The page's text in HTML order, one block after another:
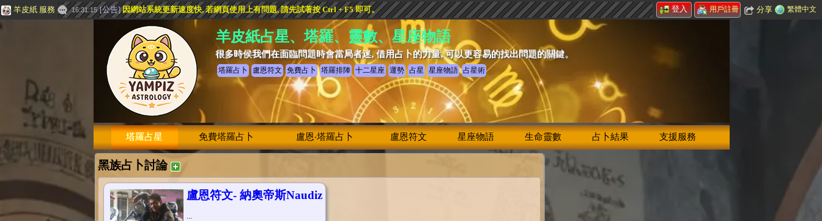
羊皮紙 服務 16:31:15 [公告]因網站系統更新速度快, 若網頁使用上有問題, 請先試著按 Ctrl + F5 即可。 登入 用戶註冊 分享 繁體中文
羊皮紙占星、塔羅、靈數、星座物語
很多時侯我們在面臨問題時會當局者迷, 借用占卜的力量, 可以更容易的找出問題的關鍵。
塔羅占卜 盧恩符文 免費占卜 塔羅排陣 十二星座 運勢 占星 星座物語 占星術
塔羅占星 免費塔羅占卜 盧恩‧塔羅占卜 盧恩符文 星座物語 生命靈數 占卜結果 支援服務
黑族占卜討論
盧恩符文- 納奧帝斯Naudiz
...